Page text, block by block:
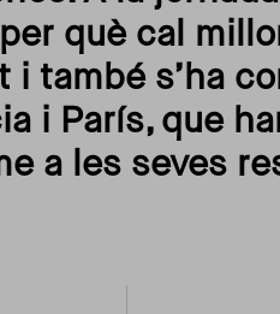
què cal
i també s’ha
i París, que
a les seves